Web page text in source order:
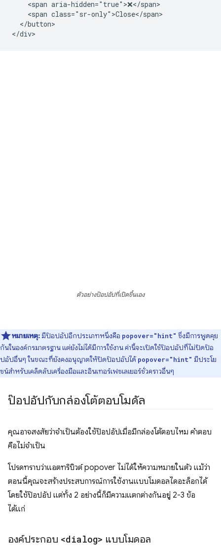
    <span aria-hidden="true">❌</span>
    <span class="sr-only">Close</span>
  </button>
ตัวอย่างป๊อปอัปที่เปิดขึ้นเอง
หมายเหตุ:มีป๊อปอัปอีกประเภทหนึ่งคือ popover="hint" ซึ่งมีการพูดคุย
กันในองค์กรมาตรฐาน แต่ยังไม่ได้มีการใช้งาน ค่านี้จะเปิดใช้ป๊อปอัปที่ไม่ปิดป๊อ
ปอัปอื่นๆ ในขณะที่ยังคงอนุญาตให้ปิดป๊อปอัปได้ popover="hint" มีประโย
ชน์สําหรับเคล็ดลับเครื่องมือและอินเทอร์เฟซเลเยอร์ชั่วคราวอื่นๆ
ป๊อปอัปกับกล่องโต้ตอบโมดัล
คุณอาจสงสัยว่าจำเป็นต้องใช้ป๊อปอัปเมื่อมีกล่องโต้ตอบไหม คำตอบ
คือไม่จำเป็น
โปรดทราบว่าแอตทริบิวต์ popover ไม่ได้ให้ความหมายในตัว แม้ว่า
ตอนนี้คุณจะสร้างประสบการณ์การใช้งานแบบโมดอลไดอะล็อกได้
โดยใช้ป๊อปอัป แต่ทั้ง 2 อย่างนี้ก็มีความแตกต่างกันอยู่ 2-3 ข้อ
ได้แก่
องค์ประกอบ <dialog> แบบโมดอล